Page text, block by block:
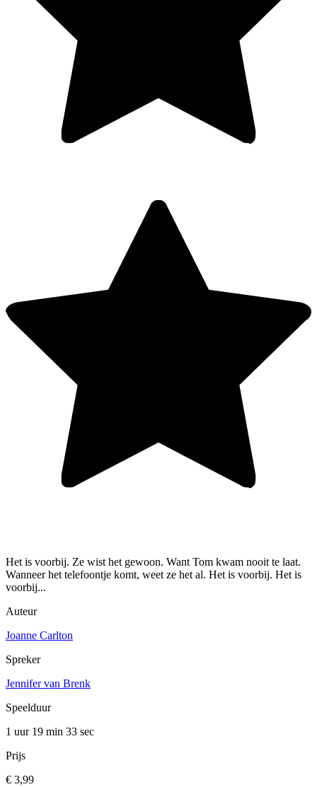
Het is voorbij. Ze wist het gewoon. Want Tom kwam nooit te laat.
Wanneer het telefoontje komt, weet ze het al. Het is voorbij. Het is
voorbij...
Auteur
Joanne Carlton
Spreker
Jennifer van Brenk
Speelduur
1 uur 19 min 33 sec
Prijs
€ 3,99